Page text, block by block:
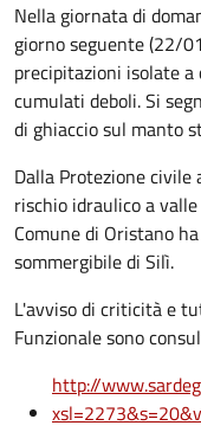
Nella giornata di
giorno seguente (22/
precipitazioni isolate
cumulati deboli. Si
di ghiaccio sul manto
Dalla Protezione
rischio idraulico a
Comune di Oristano
sommergibile di Silì.
L'avviso di criticità e
Funzionale sono
http://